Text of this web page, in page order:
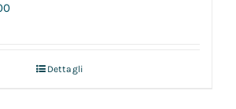
Dettagli